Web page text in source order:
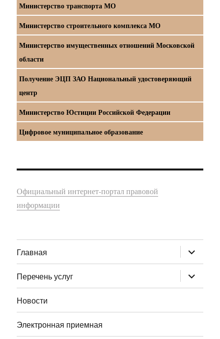
Министерство транспорта МО
Министерство строительного комплекса МО
Министерство имущественных отношений Московской
области
Получение ЭЦП ЗАО Национальный удостоверяющий
центр
Министерство Юстиции Российской Федерации
Цифровое муниципальное образование
Официальный интернет-портал правовой
информации
Главная раскрыть
дочернее
меню
Перечень услуг
раскрыть
дочернее
меню
Новости
Электронная приемная